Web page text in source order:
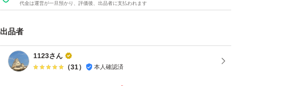
代金は運営が一旦預かり、評価後、出品者に支払われます
出品者
1123さん
（31） 本人確認済